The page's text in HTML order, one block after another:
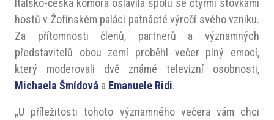
Italsko-česká komora oslavila spolu se čtyřmi stovkami
hostů v Žofínském paláci patnácté výročí svého vzniku.
Za přítomnosti členů, partnerů a významných
představitelů obou zemí proběhl večer plný emocí,
který moderovali dvě známé televizní osobnosti,
Michaela Šmídová a Emanuele Ridi.
„U příležitosti tohoto významného večera vám chci